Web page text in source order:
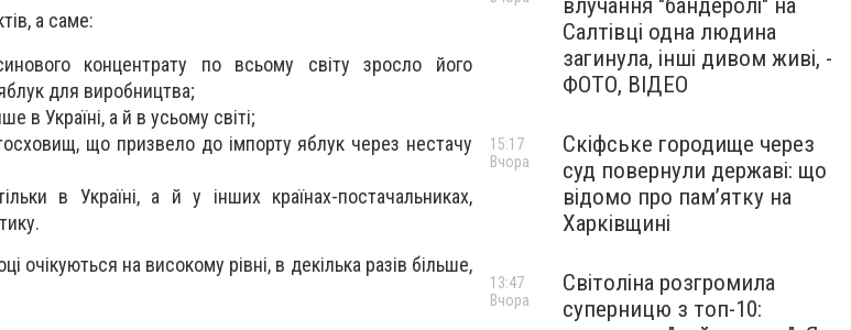
а саме:
концентрату по всьому світу зросло його
для виробництва;
в Україні, а й в усьому світі;
що призвело до імпорту яблук через нестачу
в Україні, а й у інших країнах-постачальниках,
очікуються на високому рівні, в декілька разів більше,
влучання "бандеролі" на
Салтівці одна людина
загинула, інші дивом живі, -
ФОТО, ВІДЕО
Скіфське городище через
суд повернули державі: що
відомо про пам’ятку на
Харківщині
15:17
Вчора
Світоліна розгромила
суперницю з топ-10:
13:47
Вчора